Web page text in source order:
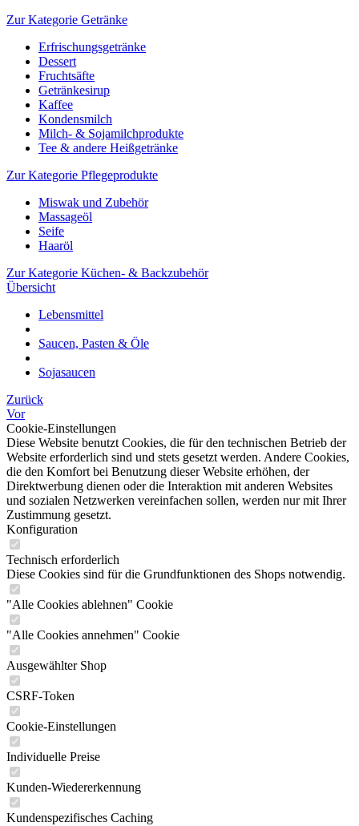
Zur Kategorie Getränke
Erfrischungsgetränke
Dessert
Fruchtsäfte
Getränkesirup
Kaffee
Kondensmilch
Milch- & Sojamilchprodukte
Tee & andere Heißgetränke
Zur Kategorie Pflegeprodukte
Miswak und Zubehör
Massageöl
Seife
Haaröl
Zur Kategorie Küchen- & Backzubehör
Übersicht
Lebensmittel
Saucen, Pasten & Öle
Sojasaucen
Zurück
Vor
Cookie-Einstellungen
Diese Website benutzt Cookies, die für den technischen Betrieb der
Website erforderlich sind und stets gesetzt werden. Andere Cookies,
die den Komfort bei Benutzung dieser Website erhöhen, der
Direktwerbung dienen oder die Interaktion mit anderen Websites
und sozialen Netzwerken vereinfachen sollen, werden nur mit Ihrer
Zustimmung gesetzt.
Konfiguration
Technisch erforderlich
Diese Cookies sind für die Grundfunktionen des Shops notwendig.
"Alle Cookies ablehnen" Cookie
"Alle Cookies annehmen" Cookie
Ausgewählter Shop
CSRF-Token
Cookie-Einstellungen
Individuelle Preise
Kunden-Wiedererkennung
Kundenspezifisches Caching